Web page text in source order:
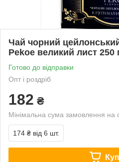
Чай чорний
Pekoe великий лист 250
Готово до відправки
Опт і роздріб
182 ₴
Мінімальна сума замовлення на
174 ₴ від 6 шт.